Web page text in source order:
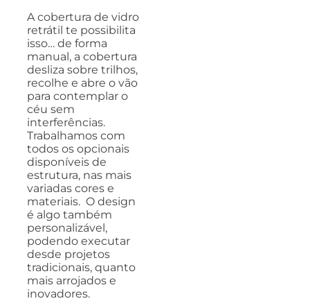
A cobertura de vidro
retrátil te possibilita
isso… de forma
manual, a cobertura
desliza sobre trilhos,
recolhe e abre o vão
para contemplar o
céu sem
interferências.
Trabalhamos com
todos os opcionais
disponíveis de
estrutura, nas mais
variadas cores e
materiais. O design
é algo também
personalizável,
podendo executar
desde projetos
tradicionais, quanto
mais arrojados e
inovadores.